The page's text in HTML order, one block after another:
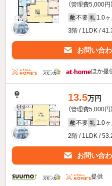
（管理費5,000円）
敷 不要 礼 1.0ヶ
3階 / 1LDK /
お問い合
ほか提
13.5万円
（管理費5,000円）
敷 不要 礼 1.0ヶ
2階 / 1LDK /
お問い合
提供